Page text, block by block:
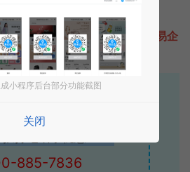
的小程序
小程序不难，只需要咨询本站易企
，免费提供报价。
众号H5 APP等软件开发
885-7836
小程序后台部分功能截图
关闭